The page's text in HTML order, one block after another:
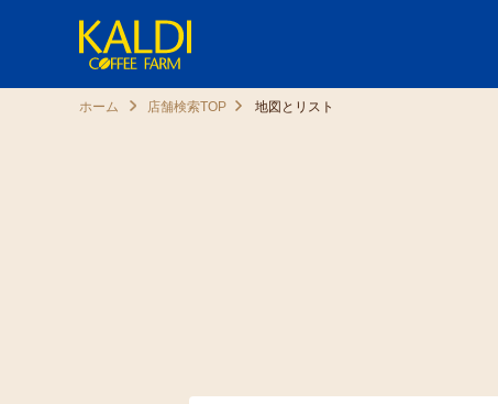
ホーム 店舗検索TOP 地図とリスト